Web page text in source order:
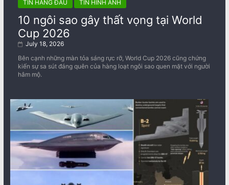
TIN HÀNG ĐẦU TIN HÌNH ẢNH
10 ngôi sao gây thất vọng tại World
Cup 2026
July 18, 2026
Bên cạnh những màn tỏa sáng rực rỡ, World Cup 2026 cũng chứng
kiến sự sa sút đáng quên của hàng loạt ngôi sao quen mặt với người
hâm mộ.